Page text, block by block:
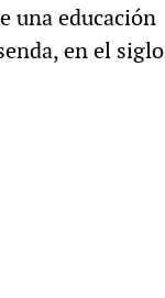
una educación
en el siglo